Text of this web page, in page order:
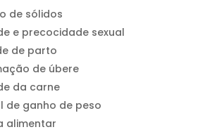
de sólidos
e precocidade sexual
de parto
de úbere
da carne
de ganho de peso
alimentar